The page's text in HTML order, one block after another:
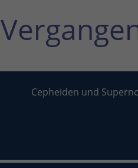
Cepheiden und